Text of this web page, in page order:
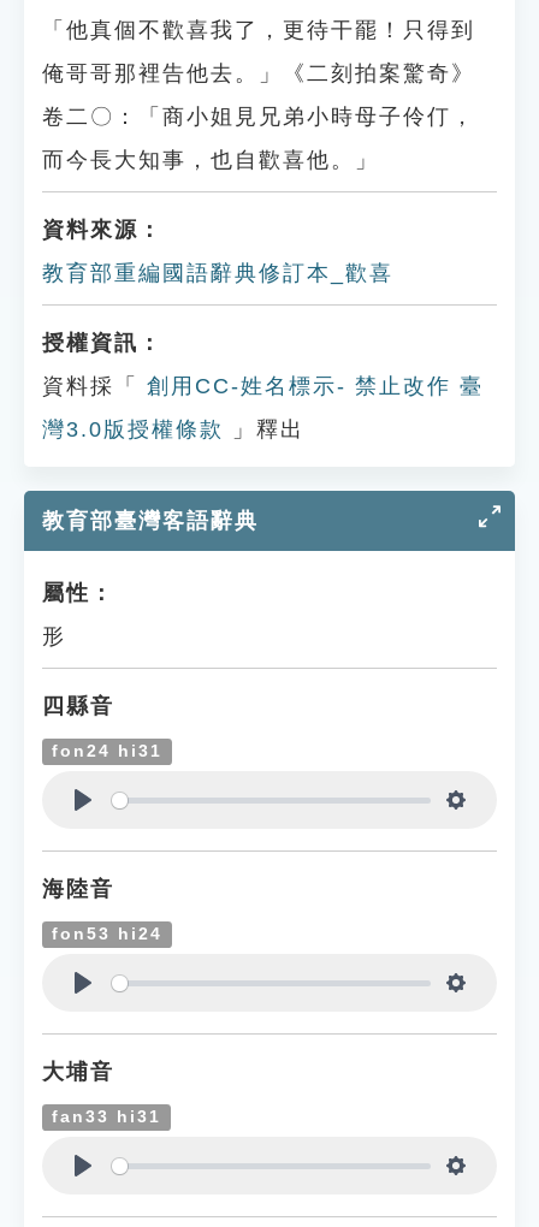
「他真個不歡喜我了，更待干罷！只得到
俺哥哥那裡告他去。」《二刻拍案驚奇》
卷二〇：「商小姐見兄弟小時母子伶仃，
而今長大知事，也自歡喜他。」
資料來源：
教育部重編國語辭典修訂本_歡喜
授權資訊：
資料採「
創用CC-姓名標示- 禁止改作 臺
灣3.0版授權條款
」釋出
教育部臺灣客語辭典
屬性：
形
四縣音
fon24 hi31
海陸音
fon53 hi24
大埔音
fan33 hi31